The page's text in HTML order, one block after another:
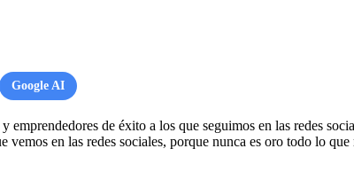
Google AI
emprendedores de éxito a los que seguimos en las redes
en las redes sociales, porque nunca es oro todo lo